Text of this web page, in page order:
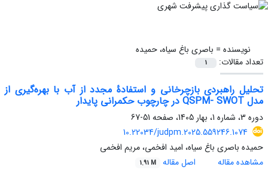
نویسنده = باصری باغ ‏سیاه، حمیده
تعداد مقالات:
1
تحلیل راهبردی بازچرخانی و استفادۀ مجدد از آب با بهره‌گیری از
مدل QSPM‌- SWOT در چارچوب حکمرانی پایدار
دوره 3، شماره 1، بهار 1405، صفحه
51-67
10.22034/judpm.2025.559246.1074
حمیده باصری باغ ‏سیاه، امید افخمی، مریم افخمی
مشاهده مقاله
اصل مقاله 1.91 M